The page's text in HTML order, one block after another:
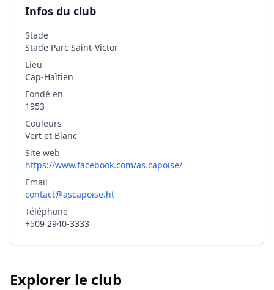
Infos du club
Stade
Stade Parc Saint-Victor
Lieu
Cap-Haïtien
Fondé en
1953
Couleurs
Vert et Blanc
Site web
https://www.facebook.com/as.capoise/
Email
contact@ascapoise.ht
Téléphone
+509 2940-3333
Explorer le club